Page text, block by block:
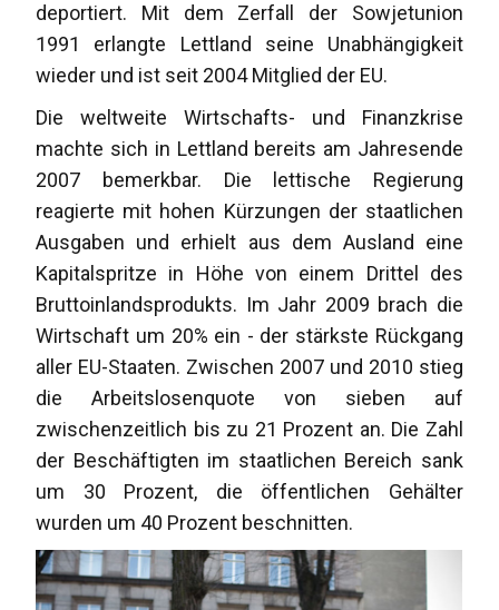
deportiert. Mit dem Zerfall der Sowjetunion
1991 erlangte Lettland seine Unabhängigkeit
wieder und ist seit 2004 Mitglied der EU.
Die weltweite Wirtschafts- und Finanzkrise
machte sich in Lettland bereits am Jahresende
2007 bemerkbar. Die lettische Regierung
reagierte mit hohen Kürzungen der staatlichen
Ausgaben und erhielt aus dem Ausland eine
Kapitalspritze in Höhe von einem Drittel des
Bruttoinlandsprodukts. Im Jahr 2009 brach die
Wirtschaft um 20% ein - der stärkste Rückgang
aller EU-Staaten. Zwischen 2007 und 2010 stieg
die Arbeitslosenquote von sieben auf
zwischenzeitlich bis zu 21 Prozent an. Die Zahl
der Beschäftigten im staatlichen Bereich sank
um 30 Prozent, die öffentlichen Gehälter
wurden um 40 Prozent beschnitten.